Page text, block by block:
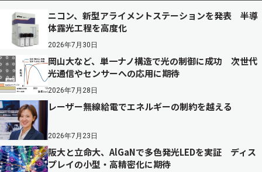
ニコン、新型アライメントステーションを発表 半導
体露光工程を高度化
2026年7月30日
岡山大など、単一ナノ構造で光の制御に成功 次世代
光通信やセンサーへの応用に期待
2026年7月28日
レーザー無線給電でエネルギーの制約を越える
2026年7月23日
阪大と立命大、AlGaNで多色発光LEDを実証 ディス
プレイの小型・高精密化に期待